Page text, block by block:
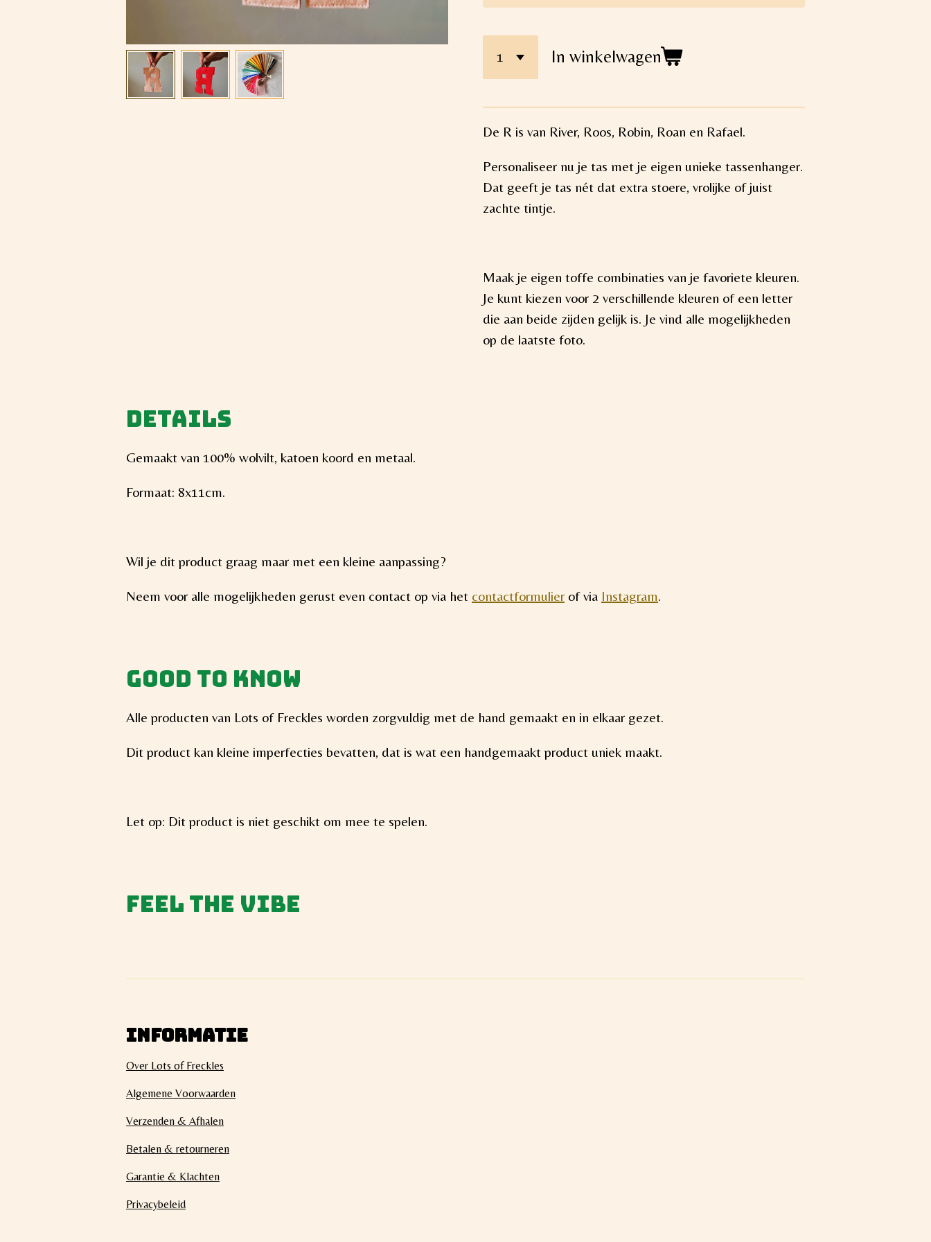
In winkelwagen
De R is van River, Roos, Robin, Roan en Rafael.
Personaliseer nu je tas met je eigen unieke tassenhanger.
Dat geeft je tas nét dat extra stoere, vrolijke of juist
zachte tintje.
Maak je eigen toffe combinaties van je favoriete kleuren.
Je kunt kiezen voor 2 verschillende kleuren of een letter
die aan beide zijden gelijk is. Je vind alle mogelijkheden
op de laatste foto.
Details
Gemaakt van 100% wolvilt, katoen koord en metaal.
Formaat: 8x11cm.
Wil je dit product graag maar met een kleine aanpassing?
Neem voor alle mogelijkheden gerust even contact op via het contactformulier of via Instagram
Good to know
Alle producten van Lots of Freckles worden zorgvuldig met de hand gemaakt en in elkaar gezet.
Dit product kan kleine imperfecties bevatten, dat is wat een handgemaakt product uniek maakt.
Let op: Dit product is niet geschikt om mee te spelen.
Feel the vibe
INFORMATIE
Over Lots of Freckles
Algemene Voorwaarden
Verzenden & Afhalen
Betalen & retourneren
Garantie & Klachten
Privacybeleid